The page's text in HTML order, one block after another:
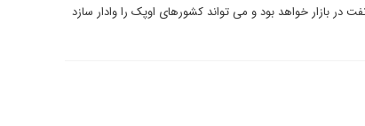
بازار خواهد بود و می تواند کشورهای اوپک را وادار سازد